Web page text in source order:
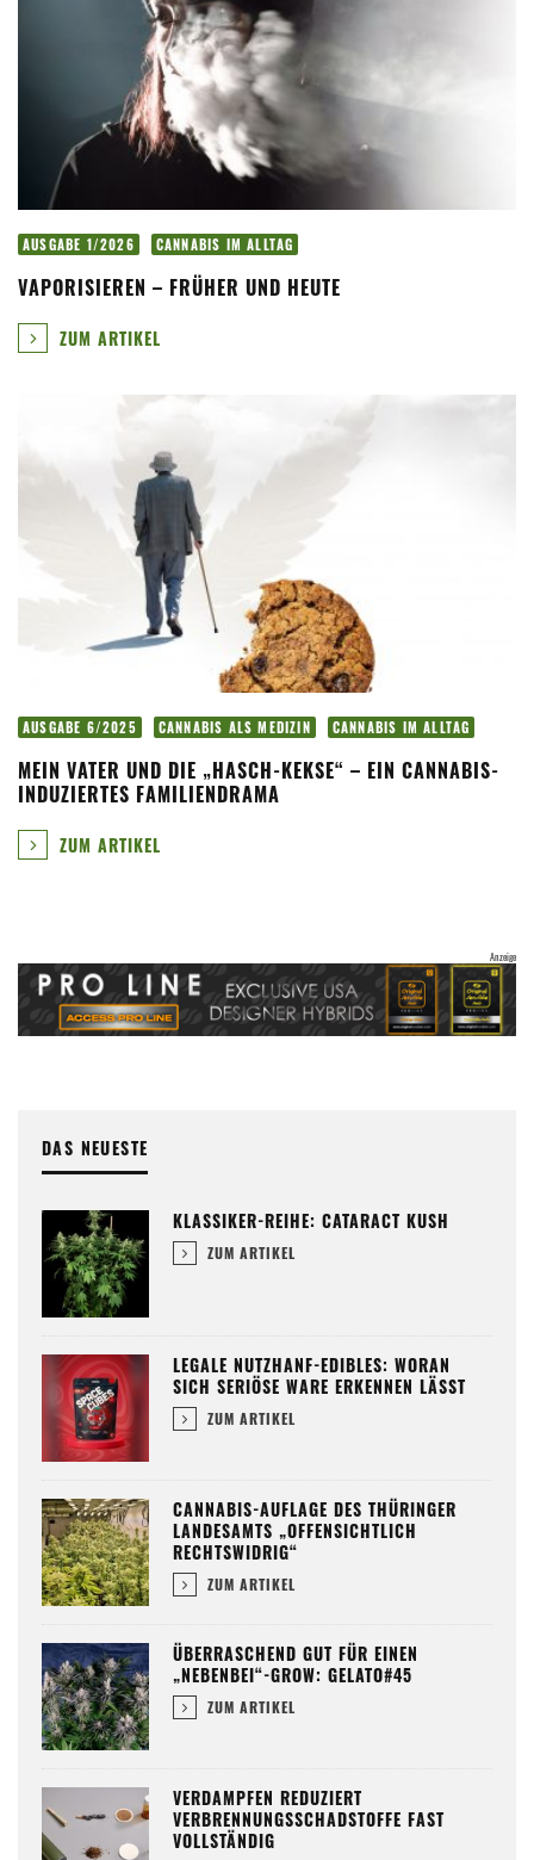
AUSGABE 1/2026 CANNABIS IM ALLTAG
VAPORISIEREN – FRÜHER UND HEUTE
ZUM ARTIKEL
AUSGABE 6/2025 CANNABIS ALS MEDIZIN CANNABIS IM ALLTAG
MEIN VATER UND DIE „HASCH-KEKSE“ – EIN CANNABIS-
INDUZIERTES FAMILIENDRAMA
ZUM ARTIKEL
DAS NEUESTE
KLASSIKER-REIHE: CATARACT KUSH
ZUM ARTIKEL
LEGALE NUTZHANF-EDIBLES: WORAN
SICH SERIÖSE WARE ERKENNEN LÄSST
ZUM ARTIKEL
CANNABIS-AUFLAGE DES THÜRINGER
LANDESAMTS „OFFENSICHTLICH
RECHTSWIDRIG“
ZUM ARTIKEL
ÜBERRASCHEND GUT FÜR EINEN
„NEBENBEI“-GROW: GELATO#45
ZUM ARTIKEL
VERDAMPFEN REDUZIERT
VERBRENNUNGSSCHADSTOFFE FAST
VOLLSTÄNDIG